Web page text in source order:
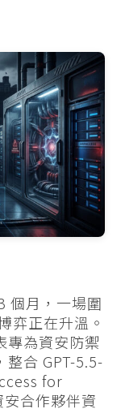
個月，一場圍
弈正在升溫。
專為資安防禦
合 GPT-5.5-
for
合作夥伴資